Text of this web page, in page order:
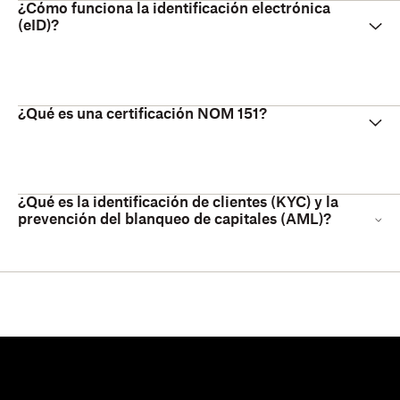
¿Cómo funciona la identificación electrónica
(eID)?
¿Qué es una certificación NOM 151?
¿Qué es la identificación de clientes (KYC) y la
prevención del blanqueo de capitales (AML)?